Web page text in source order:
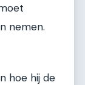
nemen.
hoe hij de